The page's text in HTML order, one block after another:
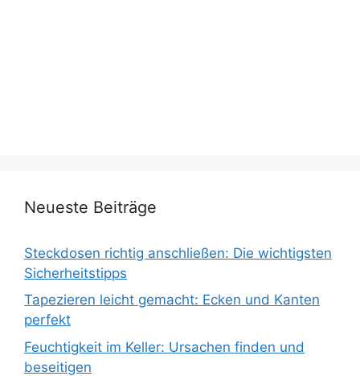
Neueste Beiträge
Steckdosen richtig anschließen: Die wichtigsten
Sicherheitstipps
Tapezieren leicht gemacht: Ecken und Kanten
perfekt
Feuchtigkeit im Keller: Ursachen finden und
beseitigen